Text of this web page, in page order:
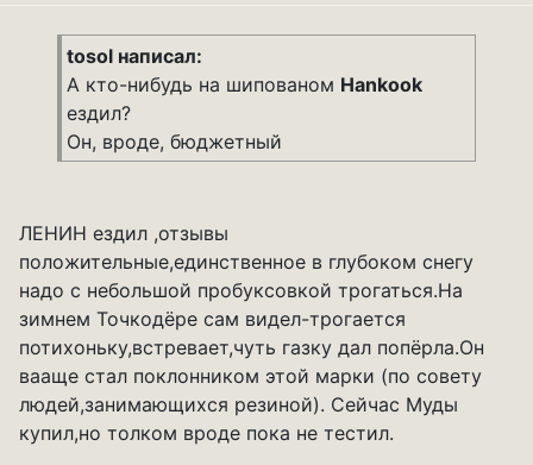
tosol написал:
А кто-нибудь на шипованом Hankook
ездил?
Он, вроде, бюджетный
ЛЕНИН ездил ,отзывы
положительные,единственное в глубоком снегу
надо с небольшой пробуксовкой трогаться.На
зимнем Точкодёре сам видел-трогается
потихоньку,встревает,чуть газку дал попёрла.Он
вааще стал поклонником этой марки (по совету
людей,занимающихся резиной). Сейчас Муды
купил,но толком вроде пока не тестил.